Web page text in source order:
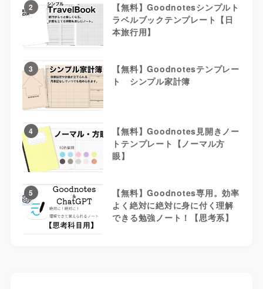
2
【無料】Goodnotesシンプルト
ラベルブックテンプレート【日
本旅行用】
3
【無料】Goodnotesテンプレー
ト シンプル家計簿
4
【無料】Goodnotes見開きノー
トテンプレート【ノーマル方
眼】
5
【無料】Goodnotes専用。効率
よく絶対に絶対に身に付く理解
できる勉強ノート！【思考系】